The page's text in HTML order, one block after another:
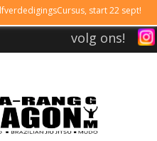
start 22 sept!
volg ons!